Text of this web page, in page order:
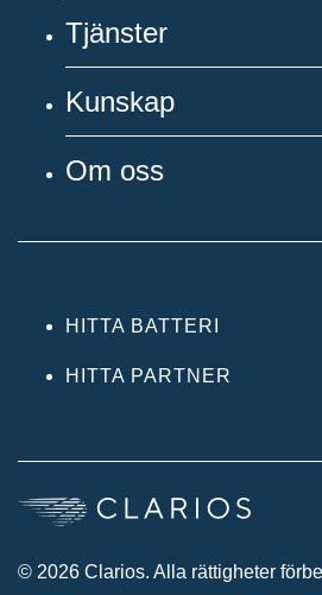
Tjänster
Kunskap
Om oss
HITTA BATTERI
HITTA PARTNER
© 2026 Clarios. Alla rättigheter